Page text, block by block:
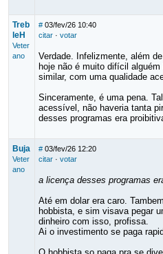
Treb
leH
Veter
ano
# 03/fev/26 10:40
citar· votar
Verdade. Infelizmente, além
hoje não é muito difícil
similar, com uma qualidade
Sinceramente, é uma pena.
acessível, não haveria tanta
desses programas era
Buja
Veter
ano
# 03/fev/26 12:20
citar· votar
a licença desses programas
Até em dolar era caro.
hobbista, e sim visava pegar
dinheiro com isso, profissa.
Ai o investimento se paga